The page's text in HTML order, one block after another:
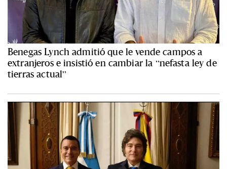
Benegas Lynch admitió que le vende campos a
extranjeros e insistió en cambiar la “nefasta ley de
tierras actual”